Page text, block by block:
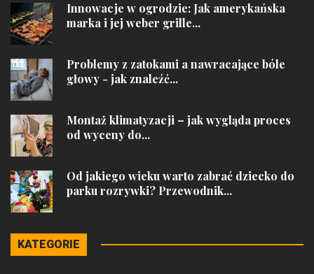
Innowacje w ogrodzie: Jak amerykańska
marka i jej weber grille...
Problemy z zatokami a nawracające bóle
głowy - jak znaleźć...
Montaż klimatyzacji – jak wygląda proces
od wyceny do...
Od jakiego wieku warto zabrać dziecko do
parku rozrywki? Przewodnik...
KATEGORIE